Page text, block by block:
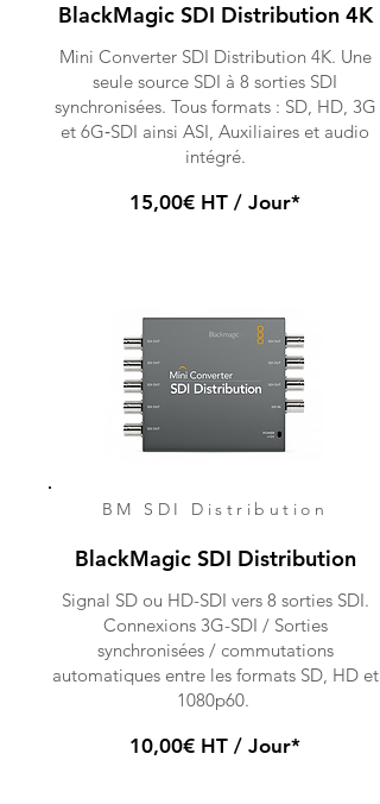
BlackMagic SDI Distribution 4K
Mini Converter SDI Distribution 4K. Une
seule source SDI à 8 sorties SDI
synchronisées. Tous formats : SD, HD, 3G
et 6G‑SDI ainsi ASI, Auxiliaires et audio
intégré.
15,00€ HT / Jour*
BM SDI Distribution
BlackMagic SDI Distribution
Signal SD ou HD-SDI vers 8 sorties SDI.
Connexions 3G-SDI / Sorties
synchronisées / commutations
automatiques entre les formats SD, HD et
1080p60.
10,00€ HT / Jour*